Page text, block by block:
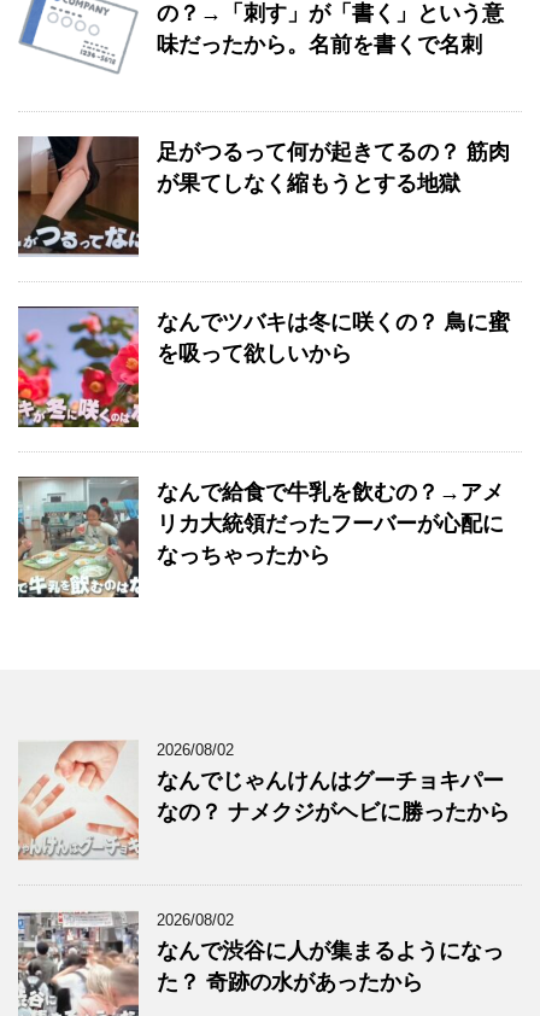
の？→「刺す」が「書く」という意
味だったから。名前を書くで名刺
足がつるって何が起きてるの？ 筋肉
が果てしなく縮もうとする地獄
なんでツバキは冬に咲くの？ 鳥に蜜
を吸って欲しいから
なんで給食で牛乳を飲むの？→アメ
リカ大統領だったフーバーが心配に
なっちゃったから
2026/08/02
なんでじゃんけんはグーチョキパー
なの？ ナメクジがヘビに勝ったから
2026/08/02
なんで渋谷に人が集まるようになっ
た？ 奇跡の水があったから